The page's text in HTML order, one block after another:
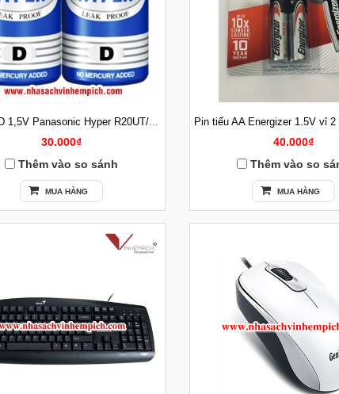
Pin đại D 1,5V Panasonic Hyper R20UT/2S chính hãng Panasonic
30.000₫
Thêm vào so sánh
MUA HÀNG
40.000₫
Thêm vào so
MUA HÀNG